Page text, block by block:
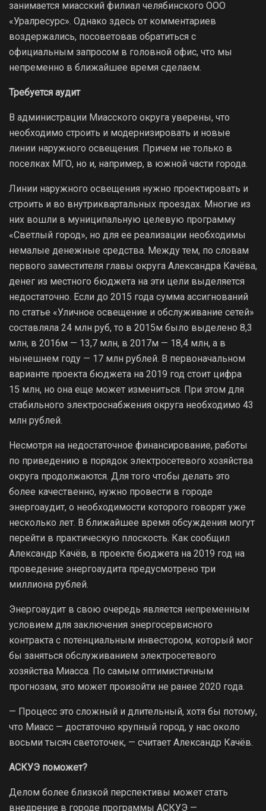
занимается миасский филиал челябинского ООО
«Уралресурс». Однако здесь от комментариев
воздержались, посоветовав обратиться с
официальным запросом в головной офис, что мы
непременно в ближайшее время сделаем.
Требуется аудит
В администрации Миасского округа уверены, что
необходимо строить и модернизировать и новые
линии наружного освещения. Причем не только в
поселках МГО, но и, например, в южной части города.
Линии наружного освещения нужно проектировать и
строить и во внутриквартальных проездах. Многие из
них вошли в муниципальную целевую программу
«Светлый город», но для ее реализации необходимы
немалые денежные средства. Между тем, по словам
первого заместителя главы округа Александра Качёва,
денег из местного бюджета на эти цели выделяется
недостаточно. Если до 2015 года сумма ассигнований
по статье «Уличное освещение и обслуживание сетей»
составляла 24 млн руб, то в 2015­м было выделено 8,3
млн, в 2016­м — 13,7 млн, в 2017­м — 18,4 млн, а в
нынешнем году — 17 млн рублей. В первоначальном
варианте проекта бюджета на 2019 год стоит цифра
15 млн, но она еще может измениться. При этом для
стабильного электроснабжения округа необходимо 43
млн рублей.
Несмотря на недостаточное финансирование, работы
по приведению в порядок электросетевого хозяйства
округа продолжаются. Для того чтобы делать это
более качественно, нужно провести в городе
энергоаудит, о необходимости которого говорят уже
несколько лет. В ближайшее время обсуждения могут
перейти в практическую плоскость. Как сообщил
Александр Качёв, в проекте бюджета на 2019 год на
проведение энергоаудита предусмотрено три
миллиона рублей.
Энергоаудит в свою очередь является непременным
условием для заключения энергосервисного
контракта с потенциальным инвестором, который мог
бы заняться обслуживанием электросетевого
хозяйства Миасса. По самым оптимистичным
прогнозам, это может произойти не ранее 2020 года.
— Процесс это сложный и длительный, хотя бы потому,
что Миасс — достаточно крупный город, у нас около
восьми тысяч светоточек, — считает Александр Качёв.
АСКУЭ поможет?
Делом более близкой перспективы может стать
внедрение в городе программы АСКУЭ —